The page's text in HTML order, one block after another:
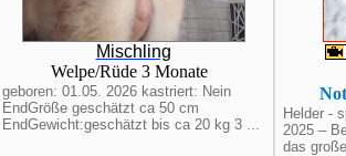
Mischling
Welpe/Rüde 3 Monate
geboren: 01.05. 2026 kastriert: Nein
EndGröße geschätzt ca 50 cm
EndGewicht:geschätzt bis ca 20 kg 3 ...
Helder -
2025 –
das